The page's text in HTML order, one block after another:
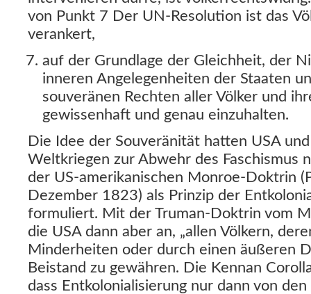
von Punkt 7 Der UN-Resolution ist das
verankert,
auf der Grundlage der Gleichheit, der
inneren Angelegenheiten der Staaten
souveränen Rechten aller Völker und
gewissenhaft und genau einzuhalten.
Die Idee der Souveränität hatten USA
Weltkriegen zur Abwehr des Faschismus
der US-amerikanischen Monroe-Doktrin
Dezember 1823) als Prinzip der
formuliert. Mit der Truman-Doktrin vom
die USA dann aber an, „allen Völkern,
Minderheiten oder durch einen äußeren
Beistand zu gewähren. Die Kennan
dass Entkolonialisierung nur dann von